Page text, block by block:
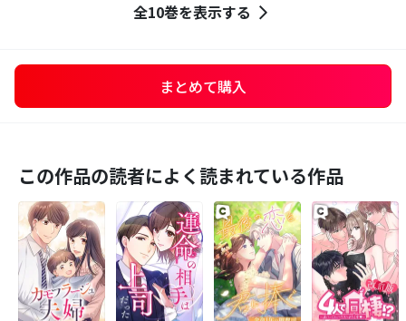
全10巻を表示する
まとめて購入
この作品の読者によく読まれている作品